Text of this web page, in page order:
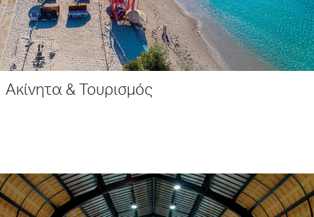
Ακίνητα & Τουρισμός